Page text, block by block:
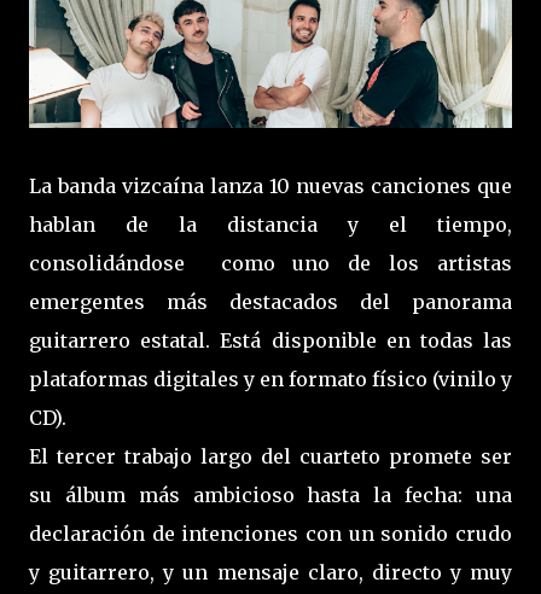
La banda vizcaína lanza 10 nuevas canciones que
hablan de la distancia y el tiempo,
consolidándose como uno de los artistas
emergentes más destacados del panorama
guitarrero estatal. Está disponible en todas las
plataformas digitales y en formato físico (vinilo y
CD).
El tercer trabajo largo del cuarteto promete ser
su álbum más ambicioso hasta la fecha: una
declaración de intenciones con un sonido crudo
y guitarrero, y un mensaje claro, directo y muy